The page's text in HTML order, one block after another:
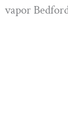
vapor